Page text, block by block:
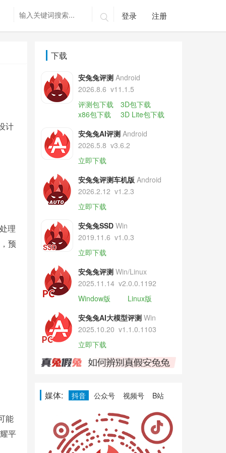
 登录 注册
计
理
预
能
平
下载
安兔兔评测 Android
2026.8.6 v11.1.5
评测包下载
3D包下载
x86包下载
3D Lite包下载
安兔兔AI评测 Android
2026.5.8 v3.6.2
立即下载
安兔兔评测车机版 Android
2026.2.12 v1.2.3
立即下载
安兔兔SSD Win
2019.11.6 v1.0.3
立即下载
安兔兔评测 Win/Linux
2025.11.14 v2.0.0.1192
Window版
Linux版
安兔兔AI大模型评测 Win
2025.10.20 v1.1.0.1103
立即下载
媒体: 抖音 公众号 视频号 B站